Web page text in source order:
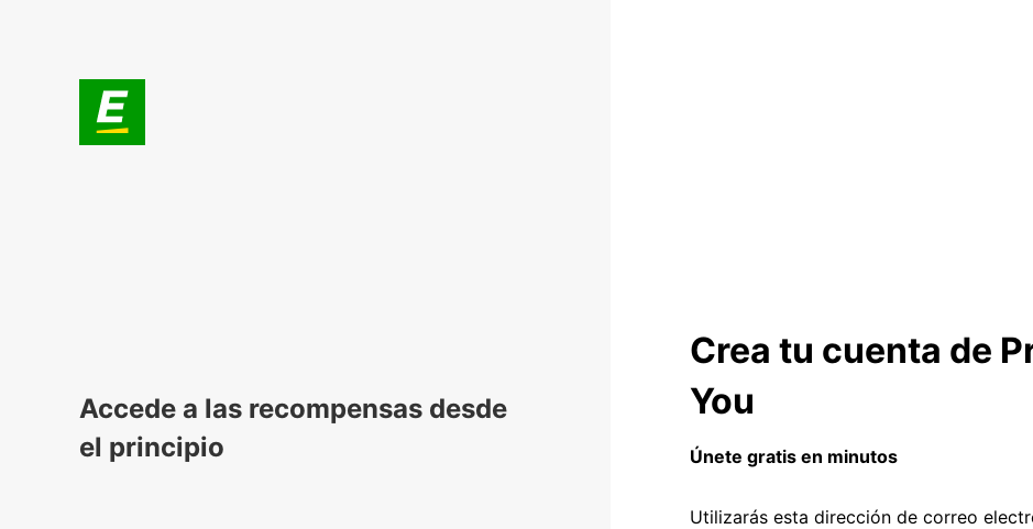
Accede a las recompensas desde
el principio
Crea tu cuenta de
You
Únete gratis en minutos
Utilizarás esta dirección de correo